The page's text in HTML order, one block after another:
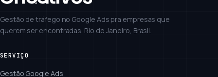
Gestão de tráfego no Google Ads pra empresas que
querem ser encontradas. Rio de Janeiro, Brasil.
SERVIÇO
Gestão Google Ads